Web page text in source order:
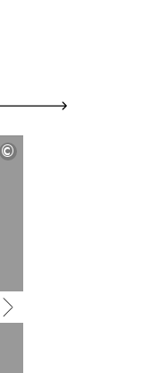
©